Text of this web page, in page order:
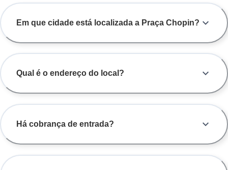
Em que cidade está localizada a Praça Chopin?
Qual é o endereço do local?
Há cobrança de entrada?